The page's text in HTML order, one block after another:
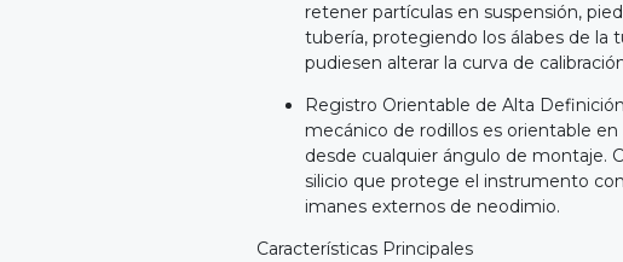
retener partículas en suspensión,
tubería, protegiendo los álabes de la
pudiesen alterar la curva de
Registro Orientable de Alta
mecánico de rodillos es orientable
desde cualquier ángulo de montaje.
silicio que protege el instrumento
imanes externos de neodimio.
Características Principales